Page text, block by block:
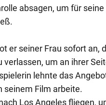
absagen, um für seine
er seiner Frau sofort an,
verlassen, um an ihrer
lehnte das
seinem Film arbeite.
Los Angeles fliegen,